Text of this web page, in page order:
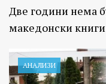
Две години нема
македонски книги
АНАЛИЗИ